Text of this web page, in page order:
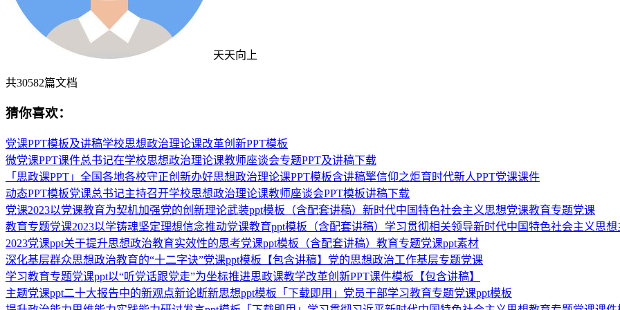
天天向上
共30582篇文档
猜你喜欢：
党课PPT模板及讲稿学校思想政治理论课改革创新PPT模板
微党课PPT课件总书记在学校思想政治理论课教师座谈会专题PPT及讲稿下载
「思政课PPT」全国各地各校守正创新办好思想政治理论课PPT模板含讲稿擎信仰之炬育时代新人PPT党课课件
动态PPT模板党课总书记主持召开学校思想政治理论课教师座谈会PPT模板讲稿下载
党课2023以党课教育为契机加强党的创新理论武装ppt模板（含配套讲稿）新时代中国特色社会主义思想党课教育专题党课
教育专题党课2023以学铸魂坚定理想信念推动党课教育ppt模板（含配套讲稿）学习贯彻相关领导新时代中国特色社会主义思
2023党课ppt关于提升思想政治教育实效性的思考党课ppt模板（含配套讲稿）教育专题党课ppt素材
深化基层群众思想政治教育的“十二字诀”党课ppt模板【包含讲稿】党的思想政治工作基层专题党课
学习教育专题党课ppt以“听党话跟党走”为坐标推进思政课教学改革创新PPT课件模板【包含讲稿】
主题党课ppt二十大报告中的新观点新论断新思想ppt模板「下载即用」党员干部学习教育专题党课ppt模板